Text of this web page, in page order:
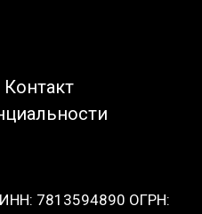
Контакт
7813594890 ОГРН: